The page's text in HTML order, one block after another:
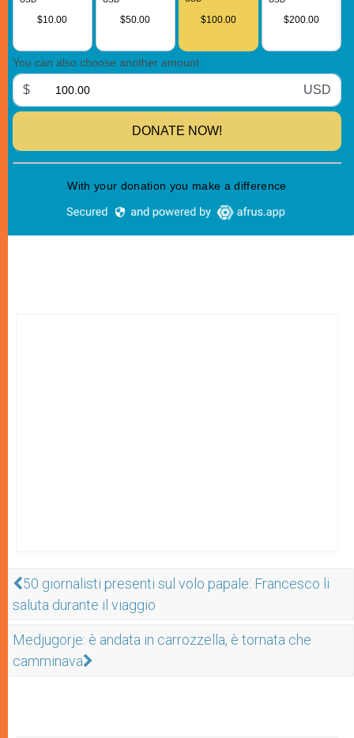
50 giornalisti presenti sul volo papale: Francesco li
saluta durante il viaggio
Medjugorje: è andata in carrozzella, è tornata che
camminava